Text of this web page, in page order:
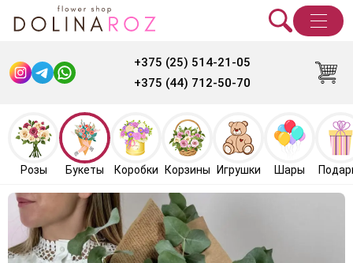
+375 (25) 514-21-05
+375 (44) 712-50-70
Розы Букеты Коробки Корзины Игрушки Шары